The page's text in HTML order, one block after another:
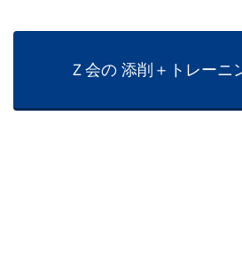
Ｚ会の 添削＋トレーニ